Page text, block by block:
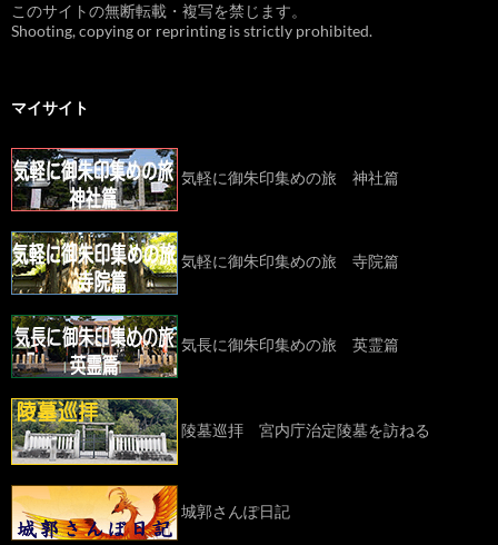
このサイトの無断転載・複写を禁じます。
Shooting, copying or reprinting is strictly prohibited.
マイサイト
気軽に御朱印集めの旅 神社篇
気軽に御朱印集めの旅 寺院篇
気長に御朱印集めの旅 英霊篇
陵墓巡拝 宮内庁治定陵墓を訪ねる
城郭さんぽ日記